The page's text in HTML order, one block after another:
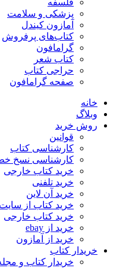
فلسفه
پزشکی و سلامت
آمازون کیندل
کتاب‌های پرفروش
گرامافون
کتاب شعر
حراجی کتاب
صفحه گرامافون
خانه
وبلاگ
روش خرید
قوانین
کارشناسی کتاب
کارشناسی نسخ
خرید کتاب خارجی
خرید تلفنی
خرید آن لاین
خرید کتاب از
خرید کتاب خارجی
خرید از ebay
خرید از آمازون
خریدار کتاب
خریدار کتاب و